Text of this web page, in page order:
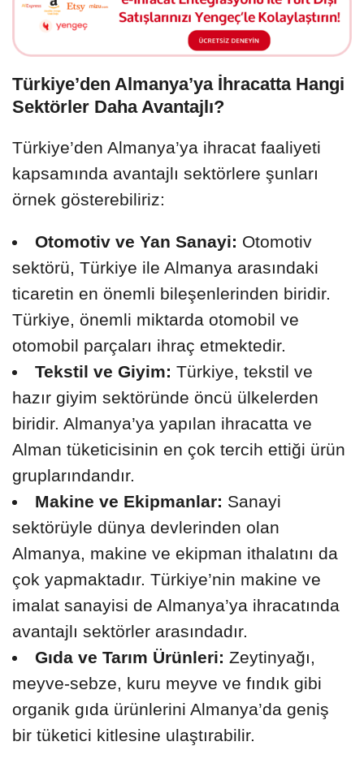
Türkiye’den Almanya’ya İhracatta Hangi
Sektörler Daha Avantajlı?
Türkiye’den Almanya’ya ihracat faaliyeti
kapsamında avantajlı sektörlere şunları
örnek gösterebiliriz:
Otomotiv ve Yan Sanayi: Otomotiv
sektörü, Türkiye ile Almanya arasındaki
ticaretin en önemli bileşenlerinden biridir.
Türkiye, önemli miktarda otomobil ve
otomobil parçaları ihraç etmektedir.
Tekstil ve Giyim: Türkiye, tekstil ve
hazır giyim sektöründe öncü ülkelerden
biridir. Almanya’ya yapılan ihracatta ve
Alman tüketicisinin en çok tercih ettiği ürün
gruplarındandır.
Makine ve Ekipmanlar: Sanayi
sektörüyle dünya devlerinden olan
Almanya, makine ve ekipman ithalatını da
çok yapmaktadır. Türkiye’nin makine ve
imalat sanayisi de Almanya’ya ihracatında
avantajlı sektörler arasındadır.
Gıda ve Tarım Ürünleri: Zeytinyağı,
meyve-sebze, kuru meyve ve fındık gibi
organik gıda ürünlerini Almanya’da geniş
bir tüketici kitlesine ulaştırabilir.